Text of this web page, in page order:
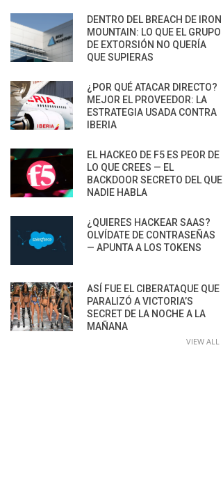
DENTRO DEL BREACH DE IRON
MOUNTAIN: LO QUE EL GRUPO
DE EXTORSIÓN NO QUERÍA
QUE SUPIERAS
¿POR QUÉ ATACAR DIRECTO?
MEJOR EL PROVEEDOR: LA
ESTRATEGIA USADA CONTRA
IBERIA
EL HACKEO DE F5 ES PEOR DE
LO QUE CREES — EL
BACKDOOR SECRETO DEL QUE
NADIE HABLA
¿QUIERES HACKEAR SAAS?
OLVÍDATE DE CONTRASEÑAS
— APUNTA A LOS TOKENS
ASÍ FUE EL CIBERATAQUE QUE
PARALIZÓ A VICTORIA’S
SECRET DE LA NOCHE A LA
MAÑANA
VIEW ALL